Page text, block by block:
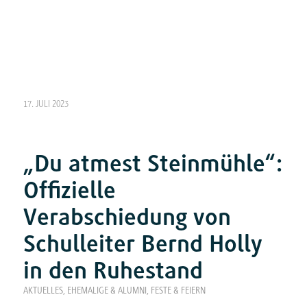
17. JULI 2023
„Du atmest Steinmühle“:
Offizielle
Verabschiedung von
Schulleiter Bernd Holly
in den Ruhestand
AKTUELLES, EHEMALIGE & ALUMNI , FESTE & FEIERN